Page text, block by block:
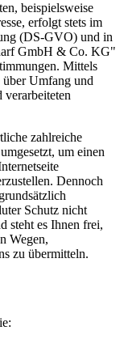
beispielsweise
erfolgt stets im
(DS-GVO) und in
GmbH & Co. KG"
Mittels
Umfang und
verarbeiteten
zahlreiche
um einen
Dennoch
Schutz nicht
steht es Ihnen frei,
Wegen,
zu übermitteln.